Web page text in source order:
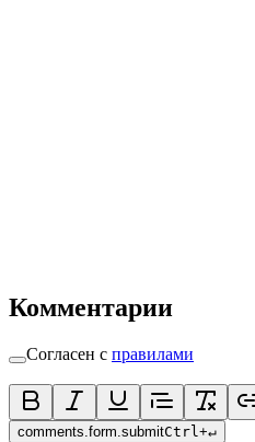
Комментарии
Согласен с правилами
comments.form.submitCtrl+↵